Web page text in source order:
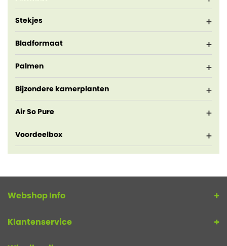
Stekjes
Bladformaat
Palmen
Bijzondere kamerplanten
Air So Pure
Voordeelbox
Webshop Info
Klantenservice